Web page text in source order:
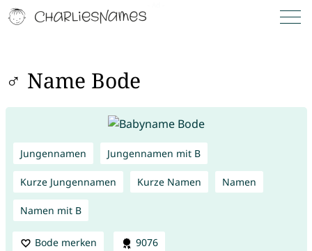
♂ Name Bode
Jungennamen Jungennamen mit B
Kurze Jungennamen Kurze Namen Namen
Namen mit B
Bode merken 9076